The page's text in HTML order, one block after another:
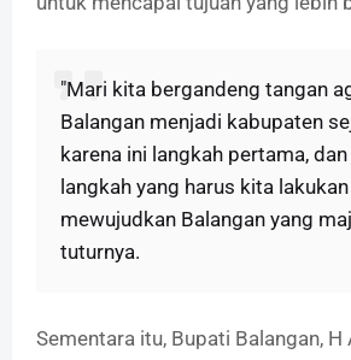
"Mari kita bergandeng tangan
Balangan menjadi kabupaten
karena ini langkah pertama,
langkah yang harus kita
mewujudkan Balangan yang
tuturnya.
Sementara itu, Bupati Balangan, H